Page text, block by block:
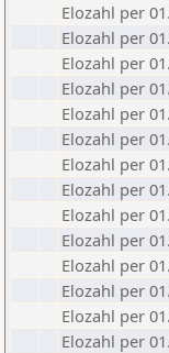
Elozahl per
Elozahl per
Elozahl per
Elozahl per
Elozahl per
Elozahl per
Elozahl per
Elozahl per
Elozahl per
Elozahl per
Elozahl per
Elozahl per
Elozahl per
Elozahl per